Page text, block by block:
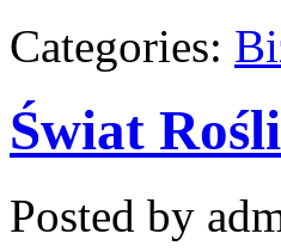
Categories:
Świat
Posted by